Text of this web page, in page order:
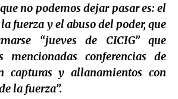
no podemos dejar pasar es: el
fuerza y el abuso del poder, que
“jueves de CICIG” que
mencionadas conferencias de
capturas y allanamientos con
la fuerza”.